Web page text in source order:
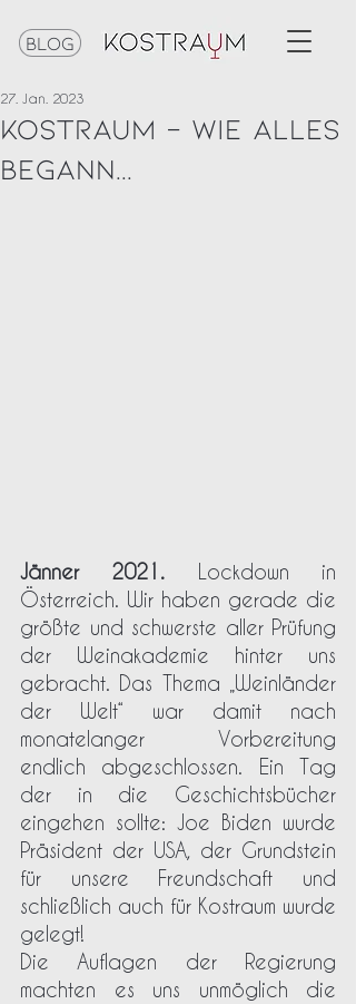
Blog
Kostraum - Wie alles
Begann...
27. Jan. 2023
Jänner 2021. Lockdown in
Österreich. Wir haben gerade die
größte und schwerste aller Prüfung
der Weinakademie hinter uns
gebracht. Das Thema „Weinländer
der Welt“ war damit nach
monatelanger Vorbereitung
endlich abgeschlossen. Ein Tag
der in die Geschichtsbücher
eingehen sollte: Joe Biden wurde
Präsident der USA, der Grundstein
für unsere Freundschaft und
schließlich auch für Kostraum wurde
gelegt!
Die Auflagen der Regierung
machten es uns unmöglich die